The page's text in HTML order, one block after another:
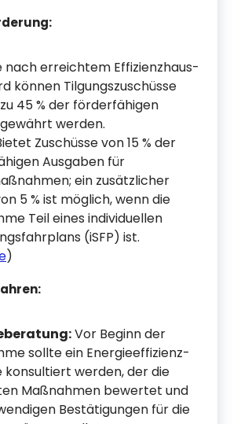
nach erreichtem Effizienzhaus-
können Tilgungszuschüsse
45 % der förderfähigen
werden.
Zuschüsse von 15 % der
Ausgaben für
ein zusätzlicher
5 % ist möglich, wenn die
Teil eines individuellen
(iSFP) ist.
)
Vor Beginn der
sollte ein Energieeffizienz-
konsultiert werden, der die
Maßnahmen bewertet und
Bestätigungen für die